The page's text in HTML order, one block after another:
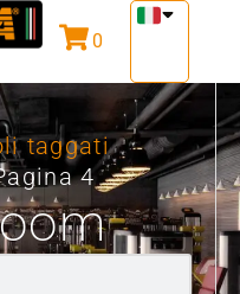
0
taggati
4